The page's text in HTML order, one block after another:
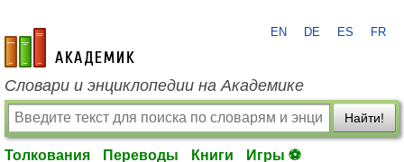
academic.ru
EN DE ES FR
Словари и энциклопедии на Академике
Найти!
Толкования Переводы Книги Игры ⚽